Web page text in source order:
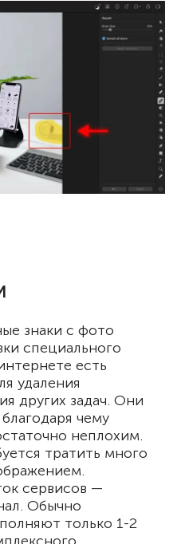
знаки с фото
специального
есть
удаления
других задач. Они
чему
неплохим.
тратить много
сервисов —
Обычно
только 1-2